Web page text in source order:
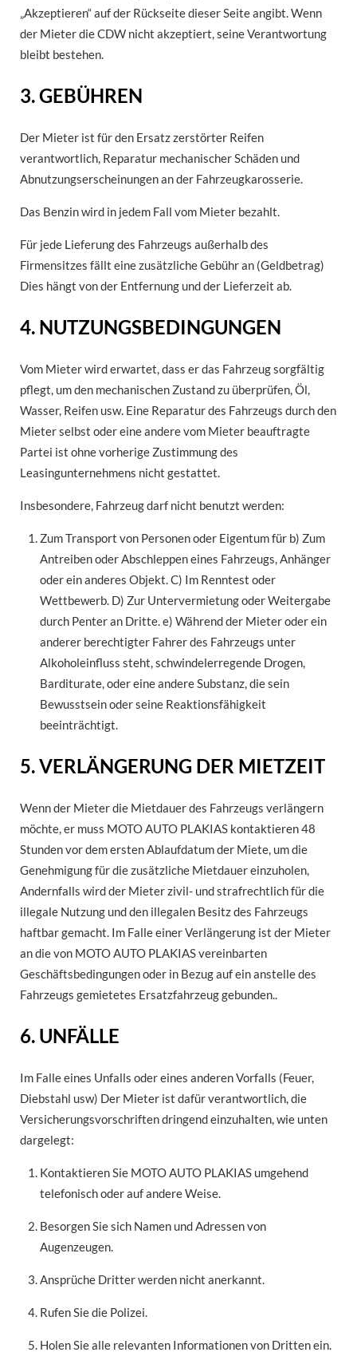
„Akzeptieren“ auf der Rückseite dieser Seite angibt. Wenn
der Mieter die CDW nicht akzeptiert, seine Verantwortung
bleibt bestehen.
3. GEBÜHREN
Der Mieter ist für den Ersatz zerstörter Reifen
verantwortlich, Reparatur mechanischer Schäden und
Abnutzungserscheinungen an der Fahrzeugkarosserie.
Das Benzin wird in jedem Fall vom Mieter bezahlt.
Für jede Lieferung des Fahrzeugs außerhalb des
Firmensitzes fällt eine zusätzliche Gebühr an (Geldbetrag)
Dies hängt von der Entfernung und der Lieferzeit ab.
4. NUTZUNGSBEDINGUNGEN
Vom Mieter wird erwartet, dass er das Fahrzeug sorgfältig
pflegt, um den mechanischen Zustand zu überprüfen, Öl,
Wasser, Reifen usw. Eine Reparatur des Fahrzeugs durch den
Mieter selbst oder eine andere vom Mieter beauftragte
Partei ist ohne vorherige Zustimmung des
Leasingunternehmens nicht gestattet.
Insbesondere, Fahrzeug darf nicht benutzt werden:
Zum Transport von Personen oder Eigentum für b) Zum
Antreiben oder Abschleppen eines Fahrzeugs, Anhänger
oder ein anderes Objekt. C) Im Renntest oder
Wettbewerb. D) Zur Untervermietung oder Weitergabe
durch Penter an Dritte. e) Während der Mieter oder ein
anderer berechtigter Fahrer des Fahrzeugs unter
Alkoholeinfluss steht, schwindelerregende Drogen,
Barditurate, oder eine andere Substanz, die sein
Bewusstsein oder seine Reaktionsfähigkeit
beeinträchtigt.
5. VERLÄNGERUNG DER MIETZEIT
Wenn der Mieter die Mietdauer des Fahrzeugs verlängern
möchte, er muss MOTO AUTO PLAKIAS kontaktieren 48
Stunden vor dem ersten Ablaufdatum der Miete, um die
Genehmigung für die zusätzliche Mietdauer einzuholen,
Andernfalls wird der Mieter zivil- und strafrechtlich für die
illegale Nutzung und den illegalen Besitz des Fahrzeugs
haftbar gemacht. Im Falle einer Verlängerung ist der Mieter
an die von MOTO AUTO PLAKIAS vereinbarten
Geschäftsbedingungen oder in Bezug auf ein anstelle des
Fahrzeugs gemietetes Ersatzfahrzeug gebunden..
6. UNFÄLLE
Im Falle eines Unfalls oder eines anderen Vorfalls (Feuer,
Diebstahl usw) Der Mieter ist dafür verantwortlich, die
Versicherungsvorschriften dringend einzuhalten, wie unten
dargelegt:
Kontaktieren Sie MOTO AUTO PLAKIAS umgehend
telefonisch oder auf andere Weise.
Besorgen Sie sich Namen und Adressen von
Augenzeugen.
Ansprüche Dritter werden nicht anerkannt.
Rufen Sie die Polizei.
Holen Sie alle relevanten Informationen von Dritten ein.